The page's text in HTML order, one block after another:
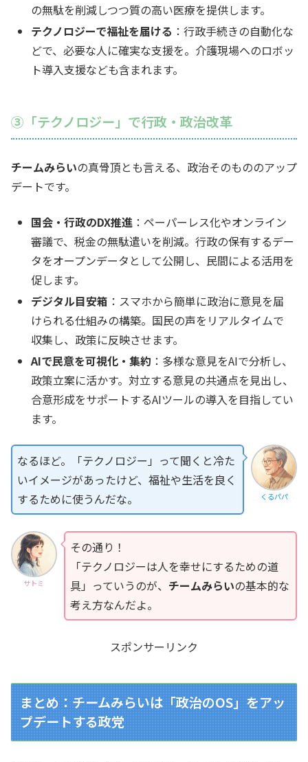
の無駄を削減しつつ質の高い医療を提供します。
テクノロジーで福祉を届ける ：行政手続きの自動化な
どで、必要な人に確実な支援を。介護現場へのロボッ
ト導入支援なども含まれます。
③「テクノロジー」で行政・政治改革
チームみらいの真骨頂とも言える、政治そのもののアップ
デートです。
国会・行政のDX推進 ：ペーパーレス化やオンライン
審議で、税金の無駄遣いを削減。行政の保有するデー
タをオープンデータとして公開し、民間による活用を
促します。
デジタル目安箱 ：スマホから簡単に政治に意見を届
けられる仕組みの構築。国民の声をリアルタイムで
収集し、政策に反映させます。
AIで民意を可視化・集約 ：多様な意見をAIで分析し、
政策立案に活かす。対立する意見の共通点を見出し、
合意形成をサポートするAIツールの導入を目指してい
ます。
くるパパ
なるほど。「テクノロジー」って聞くと冷た
いイメージがあったけど、福祉や生活を良く
するために使うんだな。
サトミ
その通り！
「テクノロジーは人を幸せにするための道
具」っていうのが、 チームみらいの基本的な
考え方なんだよ。
スポンサーリンク
まとめ：チームみらいは「政治のOS」をアッ
プデートする政党